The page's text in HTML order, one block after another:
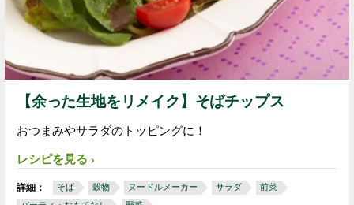
【余った生地をリメイク】そばチップス
おつまみやサラダのトッピングに！
レシピを見る
詳細： そば 穀物 ヌードルメーカー サラダ
前菜